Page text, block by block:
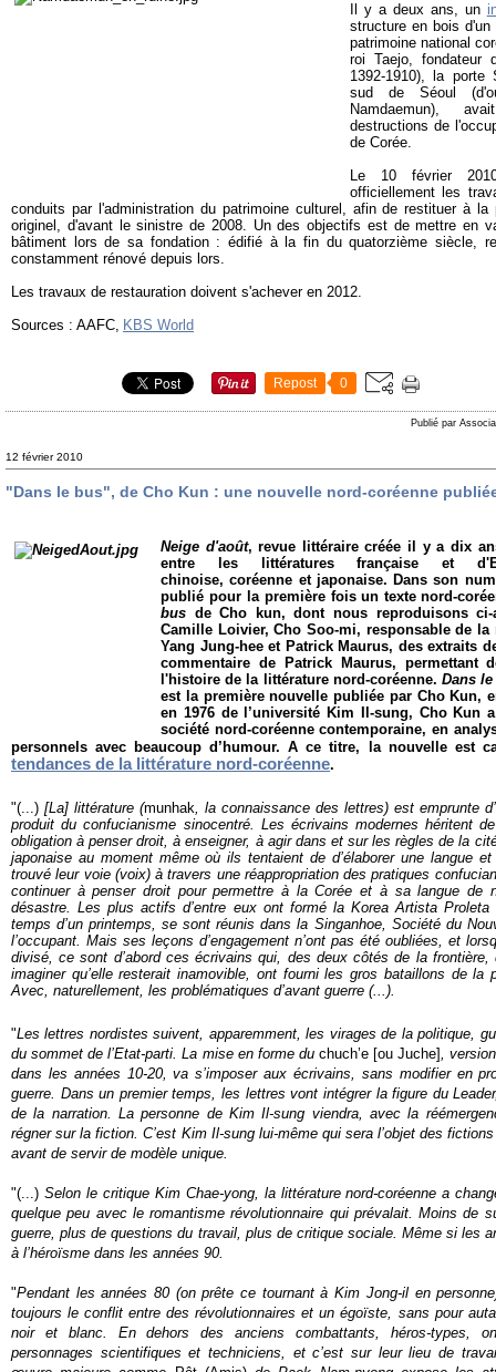
Il y a deux ans, un
structure en bois
patrimoine national
roi Taejo,
1392-1910), la porte
sud de Séoul
Namdaemun),
destructions de
de Corée.
Le 10 février
officiellement les
conduits par l'administration du patrimoine culturel, afin de restituer à la
originel, d'avant le sinistre de 2008. Un des objectifs est de mettre en
bâtiment lors de sa fondation : édifié à la fin du quatorzième siècle,
constamment rénové depuis lors.
Les travaux de restauration doivent s'achever en 2012.
Sources : AAFC, KBS World
Repost 0
Publié par
12 février 2010
"Dans le bus", de Cho Kun : une nouvelle nord-coréenne
Neige d'août, revue littéraire créée il y a dix
entre les littératures française et
chinoise, coréenne et japonaise. Dans son
publié pour la première fois un texte nord-
bus de Cho kun, dont nous reproduisons ci-
Camille Loivier, Cho Soo-mi, responsable de
Yang Jung-hee et Patrick Maurus, des extraits
commentaire de Patrick Maurus, permettant
l'histoire de la littérature nord-coréenne. Dans
est la première nouvelle publiée par Cho Kun,
en 1976 de l’université Kim Il-sung, Cho Kun
société nord-coréenne contemporaine, en
personnels avec beaucoup d’humour. A ce titre, la nouvelle est
tendances de la littérature nord-coréenne.
"(...) [La] littérature (munhak, la connaissance des lettres) est emprunte
produit du confucianisme sinocentré. Les écrivains modernes héritent
obligation à penser droit, à enseigner, à agir dans et sur les règles de la
japonaise au moment même où ils tentaient de d’élaborer une langue
trouvé leur voie (voix) à travers une réappropriation des pratiques
continuer à penser droit pour permettre à la Corée et à sa langue de
désastre. Les plus actifs d’entre eux ont formé la Korea Artista
temps d’un printemps, se sont réunis dans la Singanhoe, Société du
l’occupant. Mais ses leçons d’engagement n’ont pas été oubliées, et
divisé, ce sont d’abord ces écrivains qui, des deux côtés de la frontière,
imaginer qu’elle resterait inamovible, ont fourni les gros bataillons de la
Avec, naturellement, les problématiques d’avant guerre (...).
"Les lettres nordistes suivent, apparemment, les virages de la politique,
du sommet de l’Etat-parti. La mise en forme duchuch’e [ou Juche],
dans les années 10-20, va s’imposer aux écrivains, sans modifier en
guerre. Dans un premier temps, les lettres vont intégrer la figure du
de la narration. La personne de Kim Il-sung viendra, avec la
régner sur la fiction. C’est Kim Il-sung lui-même qui sera l’objet des
avant de servir de modèle unique.
"(...) Selon le critique Kim Chae-yong, la littérature nord-coréenne a
quelque peu avec le romantisme révolutionnaire qui prévalait. Moins de
guerre, plus de questions du travail, plus de critique sociale. Même si les
à l’héroïsme dans les années 90.
"Pendant les années 80 (on prête ce tournant à Kim Jong-il en
toujours le conflit entre des révolutionnaires et un égoïste, sans pour
noir et blanc. En dehors des anciens combattants, héros-types,
personnages scientifiques et techniciens, et c’est sur leur lieu de